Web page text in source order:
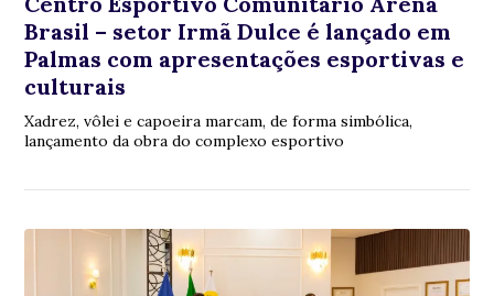
Brasil – setor Irmã Dulce é lançado em
Palmas com apresentações esportivas e
culturais
Xadrez, vôlei e capoeira marcam, de forma simbólica,
lançamento da obra do complexo esportivo